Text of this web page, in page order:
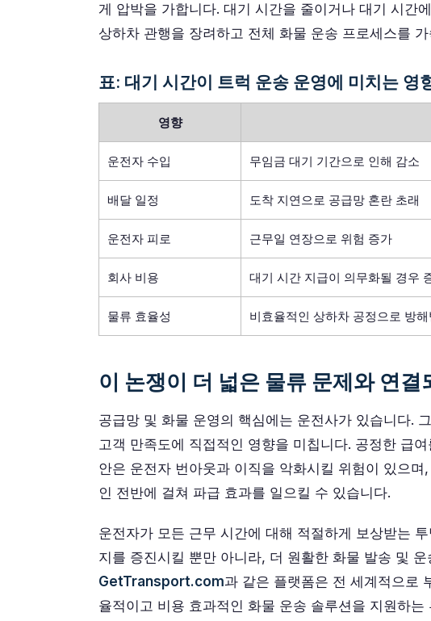
게 압박을 가합니다. 대기 시간을 줄이거나 대기 시간
상하차 관행을 장려하고 전체 화물 운송 프로세스를
표: 대기 시간이 트럭 운송 운영에 미치는 영
영향
운전자 수입 무임금 대기 기간으로 인해 감소
배달 일정 도착 지연으로 공급망 혼란 초래
운전자 피로 근무일 연장으로 위험 증가
회사 비용 대기 시간 지급이 의무화될 경우
물류 효율성 비효율적인 상하차 공정으로 방해
이 논쟁이 더 넓은 물류 문제와 연결
공급망 및 화물 운영의 핵심에는 운전사가 있습니다.
고객 만족도에 직접적인 영향을 미칩니다. 공정한 급
안은 운전자 번아웃과 이직을 악화시킬 위험이 있으
인 전반에 걸쳐 파급 효과를 일으킬 수 있습니다.
운전자가 모든 근무 시간에 대해 적절하게 보상받는
지를 증진시킬 뿐만 아니라, 더 원활한 화물 발송 및
GetTransport.com과 같은 플랫폼은 전 세계적으로
율적이고 비용 효과적인 화물 운송 솔루션을 지원하